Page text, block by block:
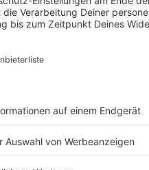
darunter «Fiesta
«Moskau» und den Über-
den ersten Platz beim
Prix Eurovision de la